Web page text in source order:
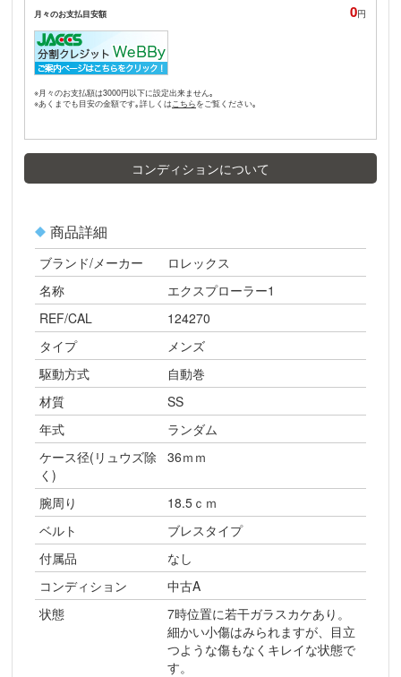
月々のお支払目安額 0円
※月々のお支払額は3000円以下に設定出来ません｡
※あくまでも目安の金額です｡詳しくは
をご覧ください｡
コンディションについて
商品詳細
ブランド/メーカー
ロレックス
名称
エクスプローラー1
REF/CAL
124270
タイプ
メンズ
駆動方式
自動巻
材質
SS
年式
ランダム
ケース径(リュウズ除
く)
36ｍｍ
腕周り
18.5ｃｍ
ベルト
ブレスタイプ
付属品
なし
コンディション
中古A
状態
7時位置に若干ガラスカケあり。
細かい小傷はみられますが、目立
つような傷もなくキレイな状態で
す。